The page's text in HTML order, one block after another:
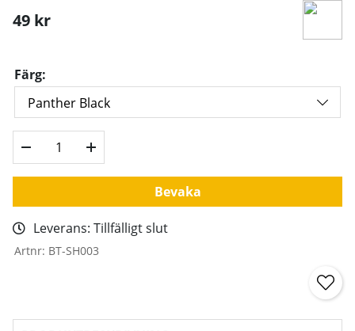
49 kr
Färg:
Bevaka
Leverans: Tillfälligt slut
Artnr: BT-SH003